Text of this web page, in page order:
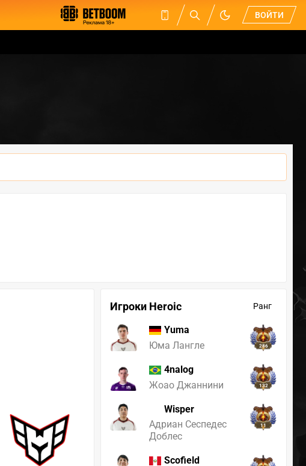
ВОЙТИ
Игроки Heroic Ранг
Yuma
Юма Лангле
286
4nalog
Жоао Джаннини
132
Wisper
Адриан Сеспедес
Доблес
11
Scofield